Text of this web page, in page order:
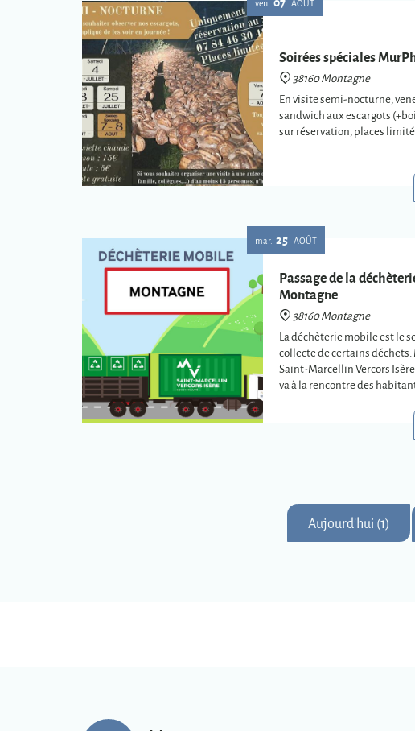
ven. AOÛT
Soirées spéciales
38160 Montagne
En visite semi-nocturne,
sandwich aux escargots
sur réservation, places
mar. 25 AOÛT
Passage de la
Montagne
38160 Montagne
La déchèterie mobile est le
collecte de certains déchets.
Saint-Marcellin Vercors
va à la rencontre des
Aujourd'hui (1)